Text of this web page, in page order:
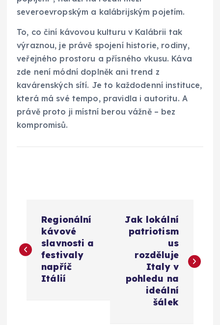
severoevropským a kalábrijským pojetím.
To, co činí kávovou kulturu v Kalábrii tak
výraznou, je právě spojení historie, rodiny,
veřejného prostoru a přísného vkusu. Káva
zde není módní doplněk ani trend z
kavárenských sítí. Je to každodenní instituce,
která má své tempo, pravidla i autoritu. A
právě proto ji místní berou vážně – bez
kompromisů.
v
Regionální
kávové
slavnosti a
festivaly
napříč
Itálií
Jak lokální
patriotism
us
rozděluje
Italy v
pohledu na
ideální
šálek